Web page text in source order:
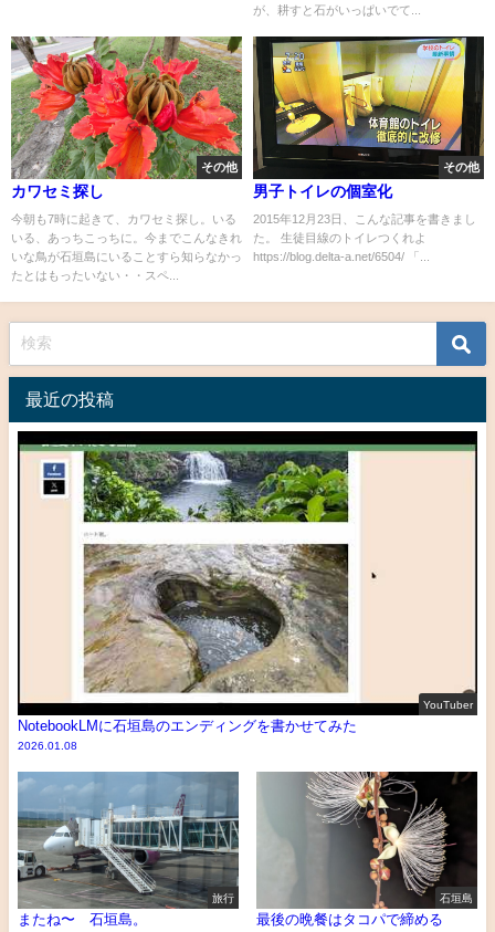
が、耕すと石がいっぱいでて...
その他
カワセミ探し
今朝も7時に起きて、カワセミ探し。いる
いる、あっちこっちに。今までこんなきれ
いな鳥が石垣島にいることすら知らなかっ
たとはもったいない・・スペ...
その他
男子トイレの個室化
2015年12月23日、こんな記事を書きまし
た。 生徒目線のトイレつくれよ
https://blog.delta-a.net/6504/ 「...
最近の投稿
YouTuber
NotebookLMに石垣島のエンディングを書かせてみた
2026.01.08
旅行
またね〜 石垣島。
石垣島
最後の晩餐はタコパで締める